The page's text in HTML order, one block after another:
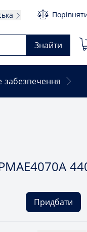
Знайти
забезпечення
Придбати